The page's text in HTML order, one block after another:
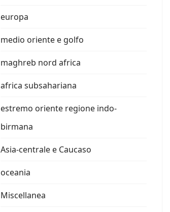
europa
medio oriente e golfo
maghreb nord africa
africa subsahariana
estremo oriente regione indo-
birmana
Asia-centrale e Caucaso
oceania
Miscellanea